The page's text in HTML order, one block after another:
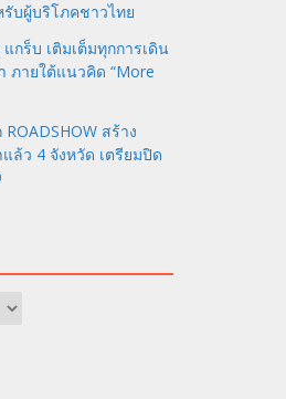
บผู้บริโภคชาวไทย
กร็บ เติมเต็มทุกการเดิน
ภายใต้แนวคิด “More
สร้าง
ล้ว 4 จังหวัด เตรียมปิด